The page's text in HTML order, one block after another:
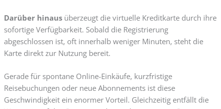
Darüber hinausüberzeugt die virtuelle Kreditkarte durch ihre
sofortige Verfügbarkeit. Sobald die Registrierung
abgeschlossen ist, oft innerhalb weniger Minuten, steht die
Karte direkt zur Nutzung bereit.
Gerade für spontane Online-Einkäufe, kurzfristige
Reisebuchungen oder neue Abonnements ist diese
Geschwindigkeit ein enormer Vorteil. Gleichzeitig entfällt die